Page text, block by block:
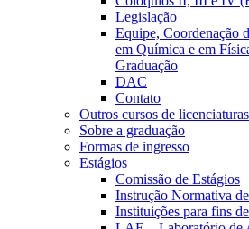
Legislação
Equipe, Coordenação
em Química e em
Graduação
DAC
Contato
Outros cursos de
Sobre a graduação
Formas de ingresso
Estágios
Comissão de Estágios
Instrução Normativa
Instituições para fins